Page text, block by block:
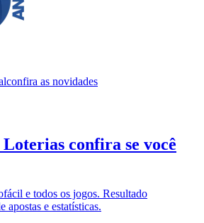
confira as novidades
Loterias confira se você
e todos os jogos. Resultado
apostas e estatísticas.